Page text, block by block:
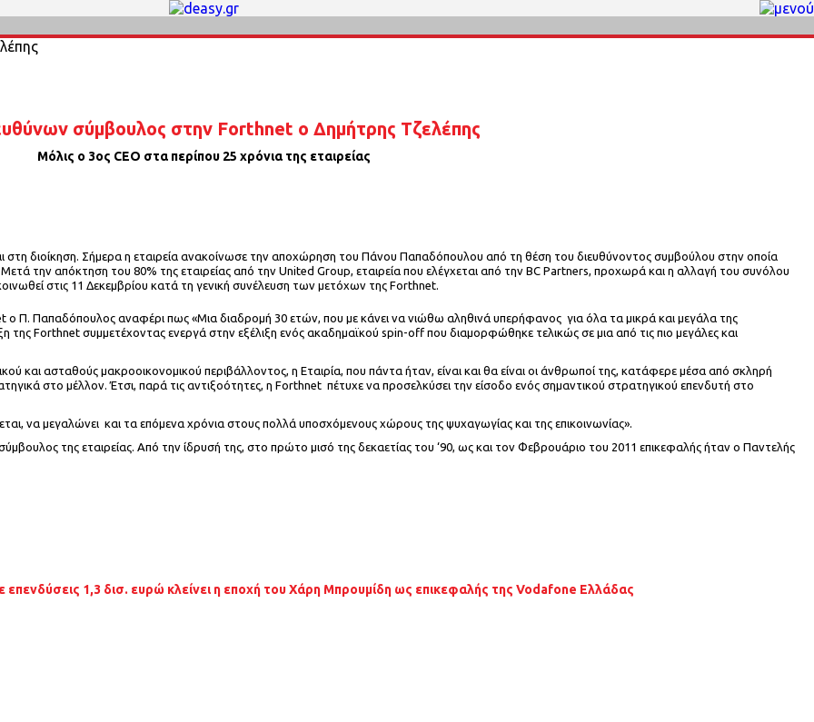
σύμβουλος στην Forthnet ο Δημήτρης Τζελέπης
Μόλις ο 3ος CEO στα περίπου 25 χρόνια της εταιρείας
στη διοίκηση. Σήμερα η εταιρεία ανακοίνωσε την αποχώρηση του Πάνου Παπαδόπουλου από τη θέση του διευθύνοντος συμβούλου στην οποία
την απόκτηση του 80% της εταιρείας από την United Group, εταιρεία που ελέγχεται από την BC Partners, προχωρά και η αλλαγή του συνόλου
στις 11 Δεκεμβρίου κατά τη γενική συνέλευση των μετόχων της Forthnet.
Π. Παπαδόπουλος αναφέρι πως «Μια διαδρομή 30 ετών, που με κάνει να νιώθω αληθινά υπερήφανος για όλα τα μικρά και μεγάλα της
Forthnet συμμετέχοντας ενεργά στην εξέλιξη ενός ακαδημαϊκού spin-off που διαμορφώθηκε τελικώς σε μια από τις πιο μεγάλες και
και ασταθούς μακροοικονομικού περιβάλλοντος, η Εταιρία, που πάντα ήταν, είναι και θα είναι οι άνθρωποί της, κατάφερε μέσα από σκληρή
στο μέλλον. Έτσι, παρά τις αντιξοότητες, η Forthnet πέτυχε να προσελκύσει την είσοδο ενός σημαντικού στρατηγικού επενδυτή στο
να μεγαλώνει και τα επόμενα χρόνια στους πολλά υποσχόμενους χώρους της ψυχαγωγίας και της επικοινωνίας».
της εταιρείας. Από την ίδρυσή της, στο πρώτο μισό της δεκαετίας του ‘90, ως και τον Φεβρουάριο του 2011 επικεφαλής ήταν ο Παντελής
επενδύσεις 1,3 δισ. ευρώ κλείνει η εποχή του Χάρη Μπρουμίδη ως επικεφαλής της Vodafone Ελλάδας